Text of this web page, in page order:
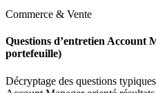
Commerce & Vente
Questions d’entretien Account
portefeuille)
Décryptage des questions